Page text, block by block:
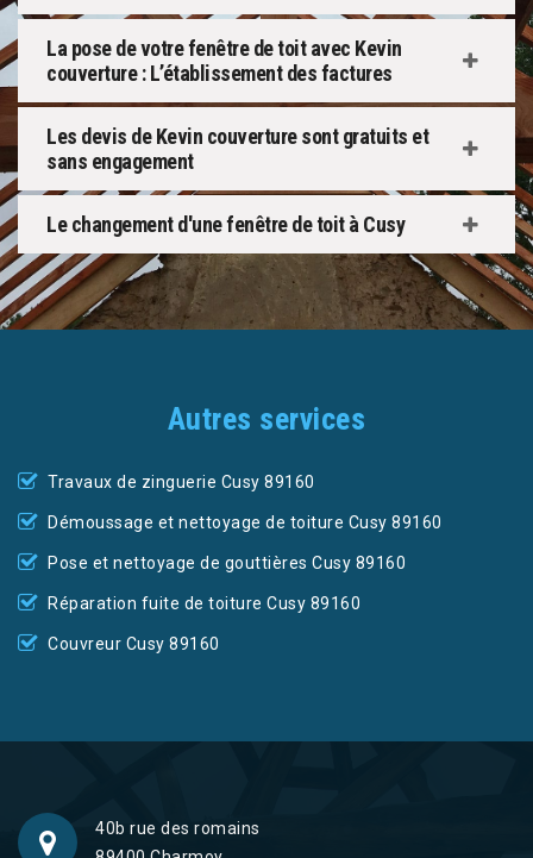
La pose de votre fenêtre de toit avec Kevin
couverture : L’établissement des factures
Les devis de Kevin couverture sont gratuits et
sans engagement
Le changement d'une fenêtre de toit à Cusy
Autres services
Travaux de zinguerie Cusy 89160
Démoussage et nettoyage de toiture Cusy 89160
Pose et nettoyage de gouttières Cusy 89160
Réparation fuite de toiture Cusy 89160
Couvreur Cusy 89160
40b rue des romains